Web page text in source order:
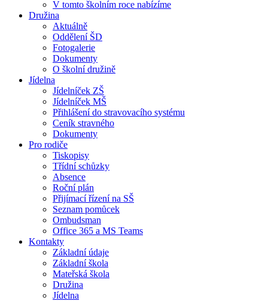
V tomto školním roce nabízíme
Družina
Aktuálně
Oddělení ŠD
Fotogalerie
Dokumenty
O školní družině
Jídelna
Jídelníček ZŠ
Jídelníček MŠ
Přihlášení do stravovacího systému
Ceník stravného
Dokumenty
Pro rodiče
Tiskopisy
Třídní schůzky
Absence
Roční plán
Přijímací řízení na SŠ
Seznam pomůcek
Ombudsman
Office 365 a MS Teams
Kontakty
Základní údaje
Základní škola
Mateřská škola
Družina
Jídelna